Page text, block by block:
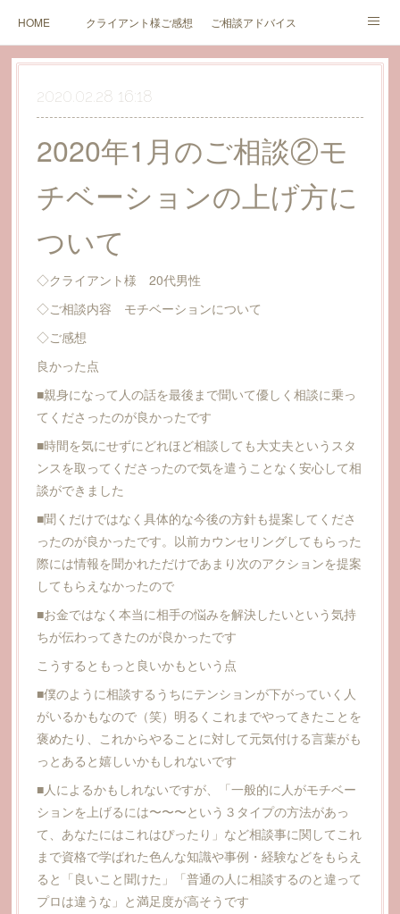
HOME クライアント様ご感想 ご相談アドバイス
セミナーのご案内とご感想ブログ 価格（新規受付中止中）
2020.02.28 16:18
2020年1月のご相談②モ
チベーションの上げ方に
ついて
◇クライアント様 20代男性
◇ご相談内容 モチベーションについて
◇ご感想
良かった点
■親身になって人の話を最後まで聞いて優しく相談に乗っ
てくださったのが良かったです
■時間を気にせずにどれほど相談しても大丈夫というスタ
ンスを取ってくださったので気を遣うことなく安心して相
談ができました
■聞くだけではなく具体的な今後の方針も提案してくださ
ったのが良かったです。以前カウンセリングしてもらった
際には情報を聞かれただけであまり次のアクションを提案
してもらえなかったので
■お金ではなく本当に相手の悩みを解決したいという気持
ちが伝わってきたのが良かったです
こうするともっと良いかもという点
■僕のように相談するうちにテンションが下がっていく人
がいるかもなので（笑）明るくこれまでやってきたことを
褒めたり、これからやることに対して元気付ける言葉がも
っとあると嬉しいかもしれないです
■人によるかもしれないですが、「一般的に人がモチベー
ションを上げるには〜〜〜という３タイプの方法があっ
て、あなたにはこれはぴったり」など相談事に関してこれ
まで資格で学ばれた色んな知識や事例・経験などをもらえ
ると「良いこと聞けた」「普通の人に相談するのと違って
プロは違うな」と満足度が高そうです